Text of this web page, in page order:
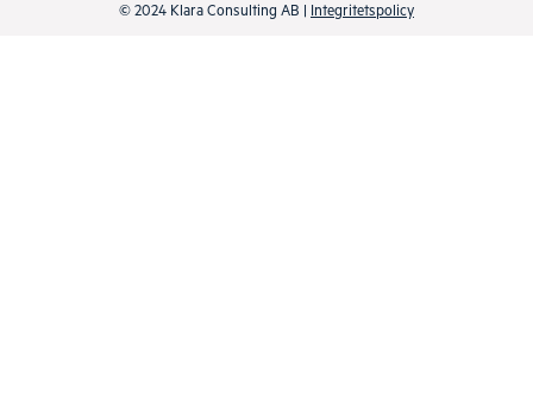
© 2024 Klara Consulting AB | Integritetspolicy